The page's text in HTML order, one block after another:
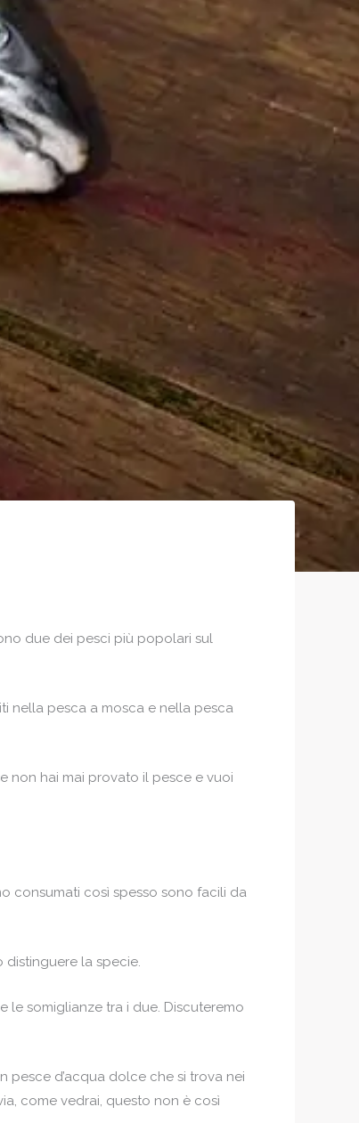
due dei pesci più popolari sul
nella pesca a mosca e nella pesca
non hai mai provato il pesce e vuoi
consumati così spesso sono facili da
la specie.
le somiglianze tra i due. Discuteremo
pesce d’acqua dolce che si trova nei
come vedrai, questo non è così